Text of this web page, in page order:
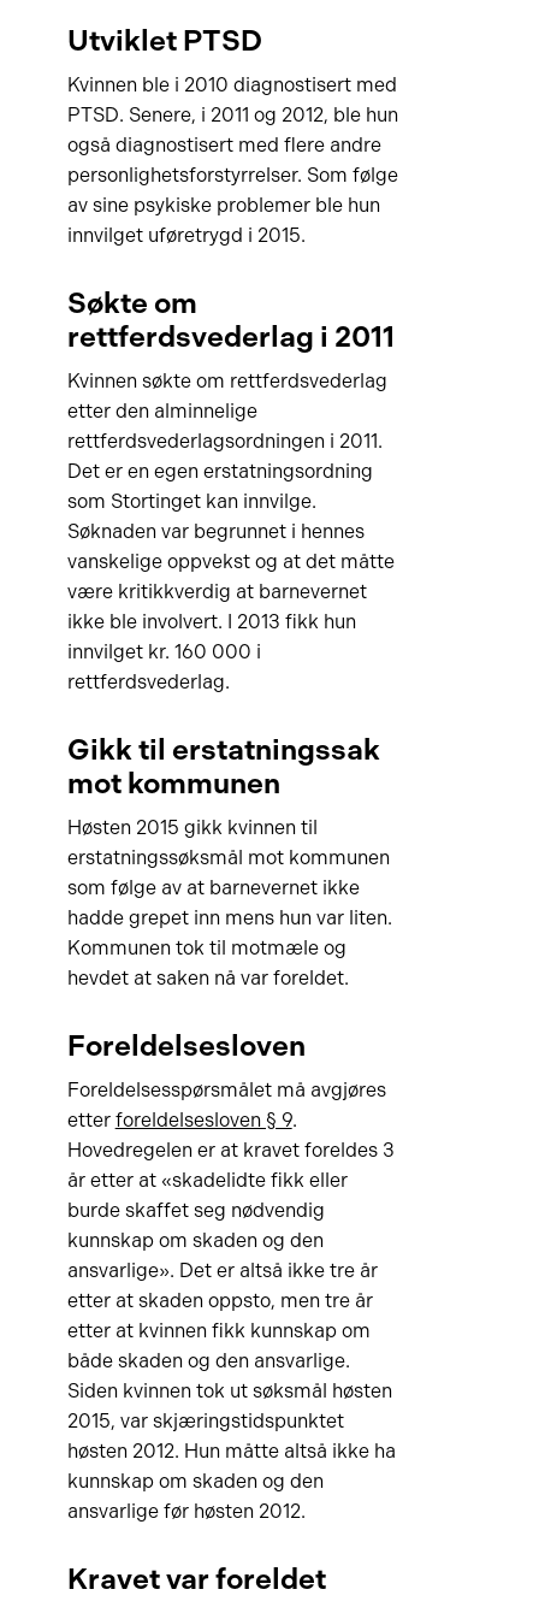
Utviklet PTSD
Kvinnen ble i 2010 diagnostisert med
PTSD. Senere, i 2011 og 2012, ble hun
også diagnostisert med flere andre
personlighetsforstyrrelser. Som følge
av sine psykiske problemer ble hun
innvilget uføretrygd i 2015.
Søkte om
rettferdsvederlag i 2011
Kvinnen søkte om rettferdsvederlag
etter den alminnelige
rettferdsvederlagsordningen i 2011.
Det er en egen erstatningsordning
som Stortinget kan innvilge.
Søknaden var begrunnet i hennes
vanskelige oppvekst og at det måtte
være kritikkverdig at barnevernet
ikke ble involvert. I 2013 fikk hun
innvilget kr. 160 000 i
rettferdsvederlag.
Gikk til erstatningssak
mot kommunen
Høsten 2015 gikk kvinnen til
erstatningssøksmål mot kommunen
som følge av at barnevernet ikke
hadde grepet inn mens hun var liten.
Kommunen tok til motmæle og
hevdet at saken nå var foreldet.
Foreldelsesloven
Foreldelsesspørsmålet må avgjøres
etter foreldelsesloven § 9.
Hovedregelen er at kravet foreldes 3
år etter at «skadelidte fikk eller
burde skaffet seg nødvendig
kunnskap om skaden og den
ansvarlige». Det er altså ikke tre år
etter at skaden oppsto, men tre år
etter at kvinnen fikk kunnskap om
både skaden og den ansvarlige.
Siden kvinnen tok ut søksmål høsten
2015, var skjæringstidspunktet
høsten 2012. Hun måtte altså ikke ha
kunnskap om skaden og den
ansvarlige før høsten 2012.
Kravet var foreldet